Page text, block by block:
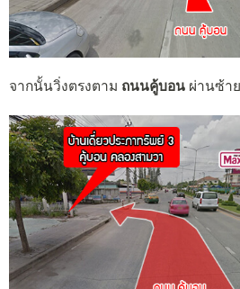
จากนั้นวิ่งตรงตาม ถนนคู้บอน ผ่านซ้า